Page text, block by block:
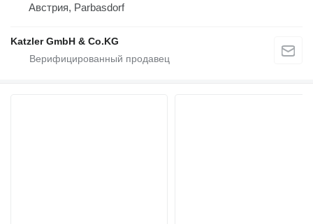
Австрия, Parbasdorf
Katzler GmbH & Co.KG